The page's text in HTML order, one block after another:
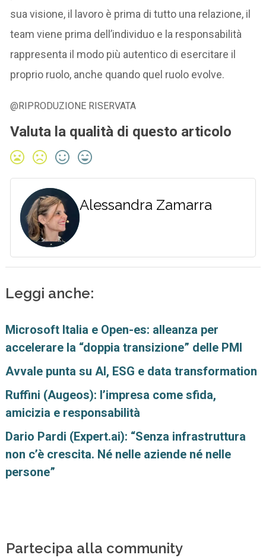
sua visione, il lavoro è prima di tutto una relazione, il
team viene prima dell’individuo e la responsabilità
rappresenta il modo più autentico di esercitare il
proprio ruolo, anche quando quel ruolo evolve.
@RIPRODUZIONE RISERVATA
Valuta la qualità di questo articolo
Alessandra Zamarra
Leggi anche:
Microsoft Italia e Open-es: alleanza per
accelerare la “doppia transizione” delle PMI
Avvale punta su AI, ESG e data transformation
Ruffini (Augeos): l’impresa come sfida,
amicizia e responsabilità
Dario Pardi (Expert.ai): “Senza infrastruttura
non c’è crescita. Né nelle aziende né nelle
persone”
Partecipa alla community